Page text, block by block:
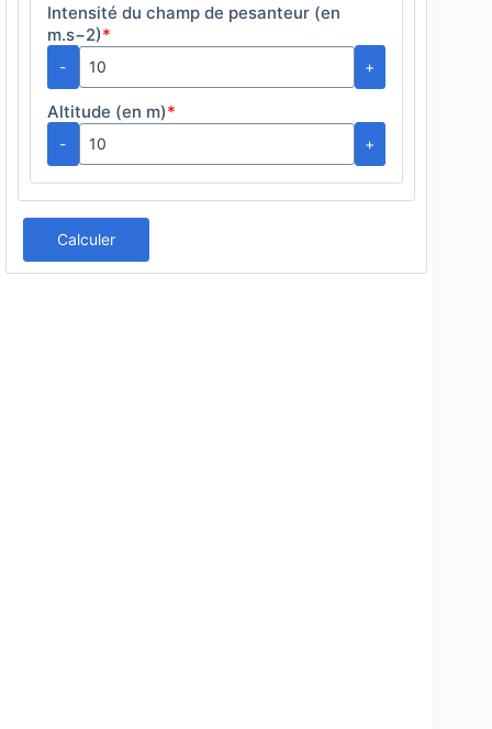
Intensité du champ de pesanteur (en
m.s−2)*
- +
Altitude (en m)*
- +
Calculer